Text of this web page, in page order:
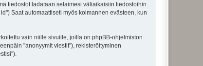
tiedostot ladataan selaimesi väliaikaisiin tiedostoihin.
Saat automaattiseti myös kolmannen evästeen, kun
vain niille sivuille, joilla on phpBB-ohjelmiston
"anonyymit viestit"), rekisteröityminen